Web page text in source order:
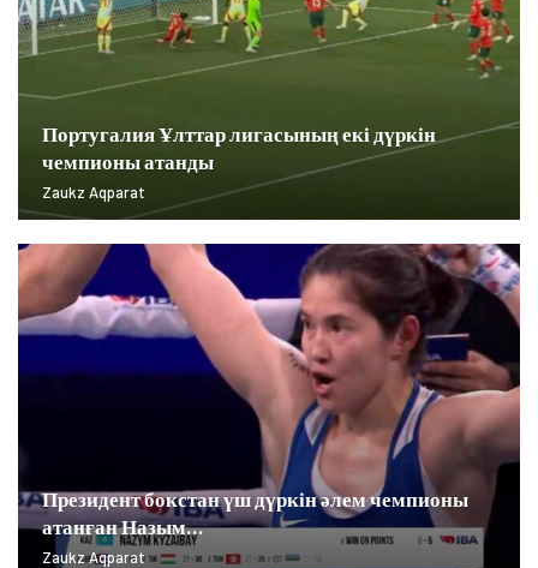
Португалия Ұлттар лигасының екі дүркін
чемпионы атанды
Zaukz Aqparat
Президент бокстан үш дүркін әлем чемпионы
атанған Назым…
Zaukz Aqparat